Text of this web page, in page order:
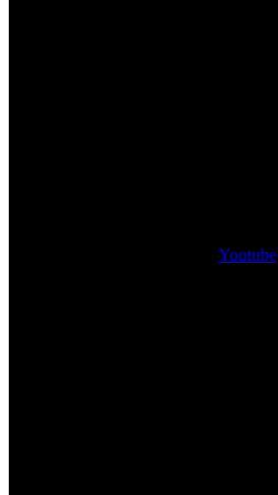
Youtube